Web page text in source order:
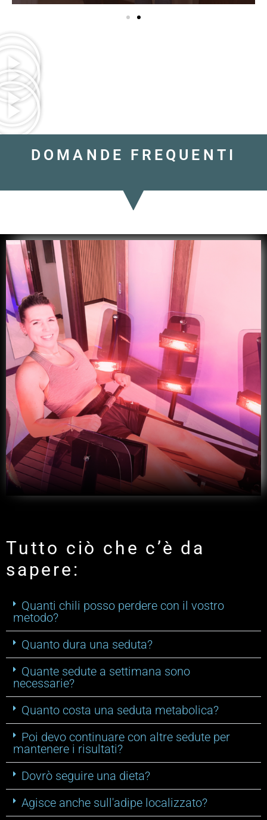
DOMANDE FREQUENTI
Tutto ciò che c’è da
sapere:
Quanti chili posso perdere con il vostro
metodo?
Quanto dura una seduta?
Quante sedute a settimana sono
necessarie?
Quanto costa una seduta metabolica?
Poi devo continuare con altre sedute per
mantenere i risultati?
Dovrò seguire una dieta?
Agisce anche sull'adipe localizzato?